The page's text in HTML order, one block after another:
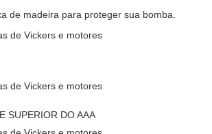
de madeira para proteger sua bomba.
SUPERIOR DO AAA